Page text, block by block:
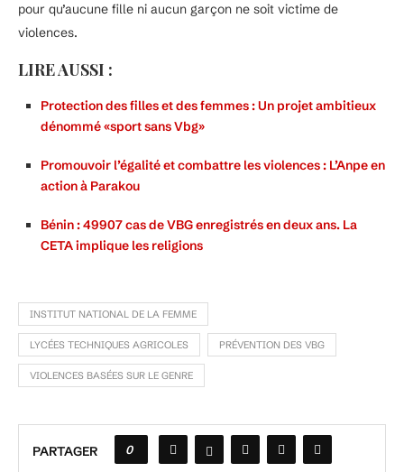
pour qu’aucune fille ni aucun garçon ne soit victime de
violences.
LIRE AUSSI :
Protection des filles et des femmes : Un projet ambitieux
dénommé «sport sans Vbg»
Promouvoir l’égalité et combattre les violences : L’Anpe en
action à Parakou
Bénin : 49907 cas de VBG enregistrés en deux ans. La
CETA implique les religions
INSTITUT NATIONAL DE LA FEMME
LYCÉES TECHNIQUES AGRICOLES PRÉVENTION DES VBG
VIOLENCES BASÉES SUR LE GENRE
PARTAGER 0